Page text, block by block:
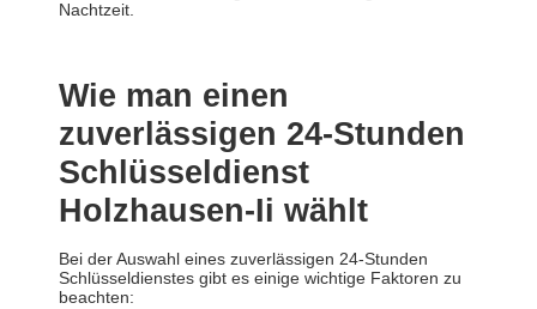
Nachtzeit.
Wie man einen
zuverlässigen 24-Stunden
Schlüsseldienst
Holzhausen-Ii wählt
Bei der Auswahl eines zuverlässigen 24-Stunden
Schlüsseldienstes gibt es einige wichtige Faktoren zu
beachten: